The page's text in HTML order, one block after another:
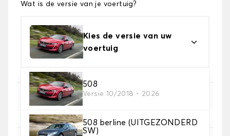
Wat is de versie van je voertuig?
Kies de versie van uw
voertuig
508
Versie 10/2018 - 2026
508 berline (UITGEZONDERD
SW)
2. Set hoezen